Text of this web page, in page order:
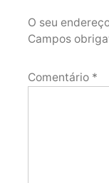
O seu
Campos
Comentário *